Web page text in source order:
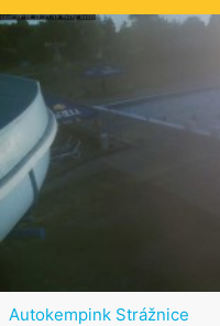
Autokempink Strážnice